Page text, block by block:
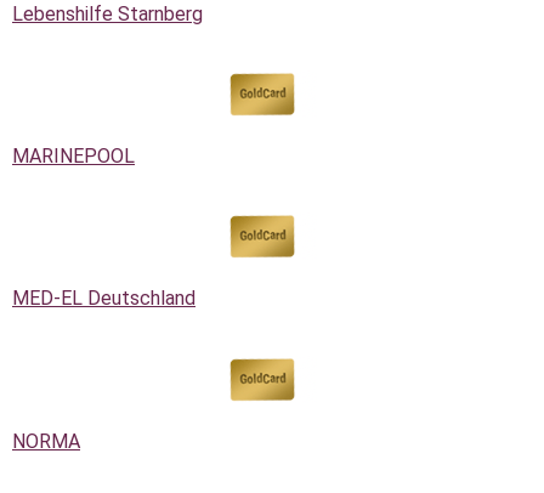
Lebenshilfe Starnberg
MARINEPOOL
MED-EL Deutschland
NORMA